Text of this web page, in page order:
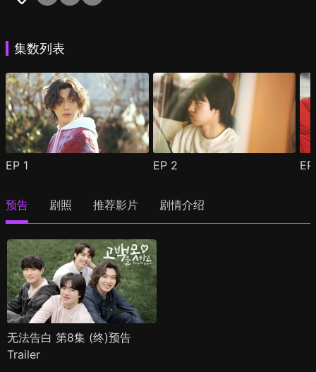
集数列表
EP 1 EP 2
预告 剧照 推荐影片 剧情介绍
无法告白 第8集 (终)预告
Trailer